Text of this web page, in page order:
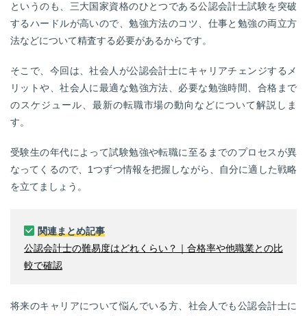
サービス紹介
転職お役立ち情報
業界情報
というのも、三大国家資格のひとつである公認会計士試験を突破
するハードルが高いので、勉強方法のコツ、仕事と勉強の両立方
法などについて精査する必要があるからです。
そこで、今回は、社会人が公認会計士にキャリアチェンジするメ
リットや、社会人に最適な勉強方法、必要な勉強時間、合格まで
のスケジュール、最新の転職市場の動向などについて解説しま
す。
受験生の年代によって試験勉強や転職に至るまでのプロセスが異
なってくるので、1つずつ情報を把握しながら、自分に適した戦略
を立てましょう。
関連まとめ記事
公認会計士の難易度はどれくらい？｜合格率や他職業との比
較で確認
将来のキャリアについて悩んでいる方、社会人でも公認会計士に